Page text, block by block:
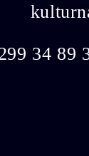
34 89